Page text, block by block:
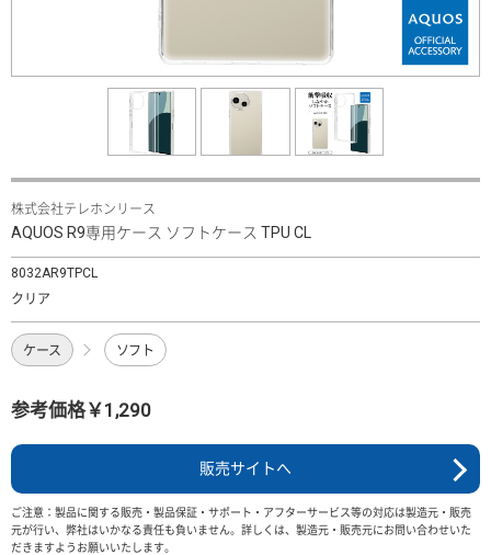
株式会社テレホンリース
AQUOS R9専用ケース ソフトケース TPU CL
8032AR9TPCL
クリア
ケース ソフト
参考価格￥1,290
販売サイトへ
ご注意：製品に関する販売・製品保証・サポート・アフターサービス等の対応は製造元・販売
元が行い、弊社はいかなる責任も負いません。詳しくは、製造元・販売元にお問い合わせいた
だきますようお願いいたします。